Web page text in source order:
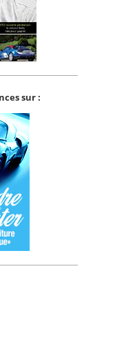
sur :